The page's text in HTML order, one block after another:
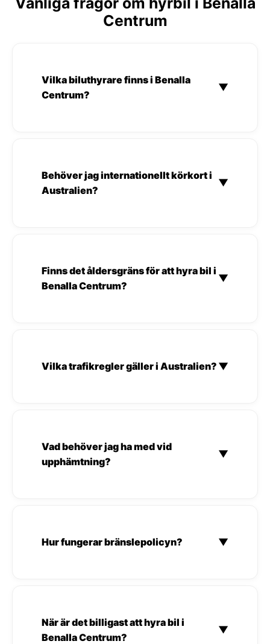
Centrum
Vilka biluthyrare finns i Benalla
Centrum?
▼
Behöver jag internationellt körkort i
Australien?
▼
Finns det åldersgräns för att hyra bil i
Benalla Centrum?
▼
Vilka trafikregler gäller i Australien? ▼
Vad behöver jag ha med vid
upphämtning?
▼
Hur fungerar bränslepolicyn? ▼
När är det billigast att hyra bil i
Benalla Centrum?
▼